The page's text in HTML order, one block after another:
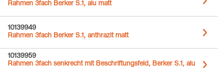
Rahmen 3fach Berker S.1, alu matt
10139949
Rahmen 3fach Berker S.1, anthrazit matt
10139959
Rahmen 3fach senkrecht mit Beschriftungsfeld, Berker S.1, alu